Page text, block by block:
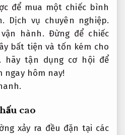
để mua một chiếc bình
Dịch vụ chuyên nghiệp.
hành. Đừng để chiếc
bất tiện và tốn kém cho
hãy tận dụng cơ hội để
ngay hôm nay!
cao
xảy ra đều đặn tại các